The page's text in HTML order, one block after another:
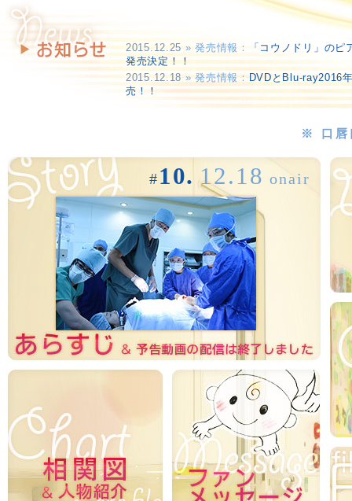
2015.12.25» 発売情報：
「コウノドリ」のピ
発売決定！！
2015.12.18» 発売情報：DVDとBlu-ray2016
売！！
» 劇中音楽情報：BABYが奏でる
※ 口唇
#10. 12.18 onair